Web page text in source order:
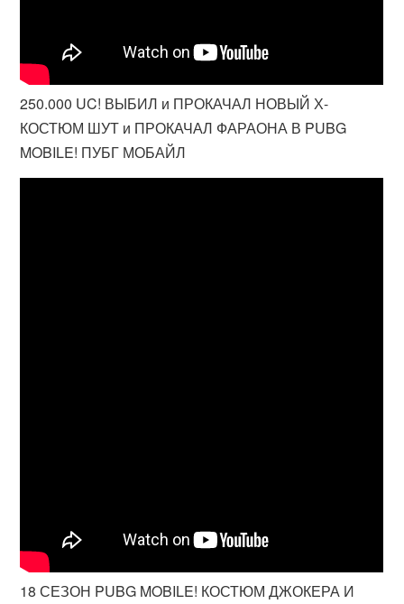
250.000 UC! ВЫБИЛ и ПРОКАЧАЛ НОВЫЙ Х-
КОСТЮМ ШУТ и ПРОКАЧАЛ ФАРАОНА В PUBG
MOBILE! ПУБГ МОБАЙЛ
18 СЕЗОН PUBG MOBILE! КОСТЮМ ДЖОКЕРА И